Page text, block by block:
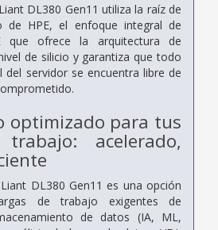
DL380 Gen11 utiliza la raíz de
de HPE, el enfoque integral de
que ofrece la arquitectura de
de silicio y garantiza que todo
del servidor se encuentra libre de
optimizado para tus
acelerado,
DL380 Gen11 es una opción
de trabajo exigentes de
de datos (IA, ML,